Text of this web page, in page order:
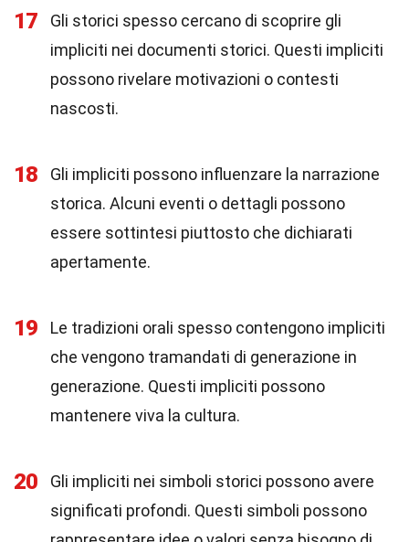
17
Gli storici spesso cercano di scoprire gli
impliciti nei documenti storici. Questi impliciti
possono rivelare motivazioni o contesti
nascosti.
18
Gli impliciti possono influenzare la narrazione
storica. Alcuni eventi o dettagli possono
essere sottintesi piuttosto che dichiarati
apertamente.
19
Le tradizioni orali spesso contengono impliciti
che vengono tramandati di generazione in
generazione. Questi impliciti possono
mantenere viva la cultura.
20
Gli impliciti nei simboli storici possono avere
significati profondi. Questi simboli possono